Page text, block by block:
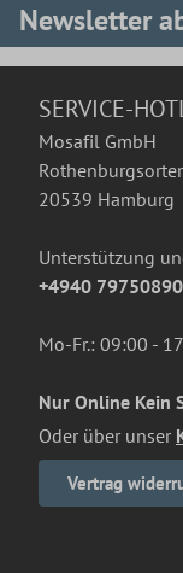
Newsletter
SERVICE-
Mosafil GmbH
20539 Hamburg
Unterstützung
+4940 79750890
Mo-Fr.: 09:00 -
Nur Online Kein
Oder über unser
Vertrag